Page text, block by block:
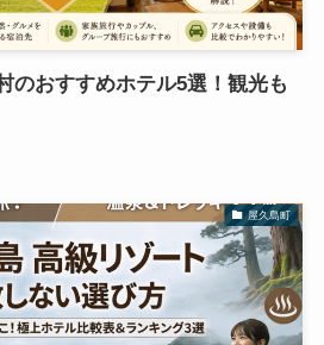
のおすすめホテル5選！観光も
屋久島町